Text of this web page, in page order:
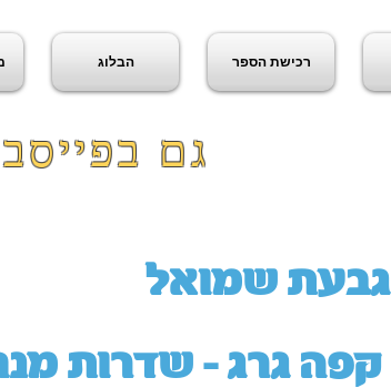
רכישת הספר הבלוג
גם
גבעת שמואל
קפה גרג - שדרות